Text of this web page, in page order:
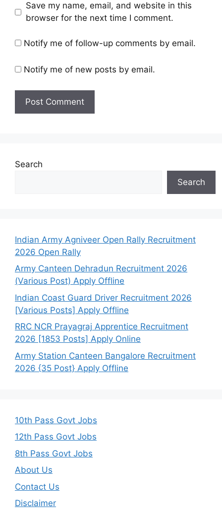
Save my name, email, and website in this
browser for the next time I comment.
Notify me of follow-up comments by email.
Notify me of new posts by email.
Search
Search
Indian Army Agniveer Open Rally Recruitment
2026 Open Rally
Army Canteen Dehradun Recruitment 2026
(Various Post) Apply Offline
Indian Coast Guard Driver Recruitment 2026
[Various Posts] Apply Offline
RRC NCR Prayagraj Apprentice Recruitment
2026 [1853 Posts] Apply Online
Army Station Canteen Bangalore Recruitment
2026 {35 Post} Apply Offline
10th Pass Govt Jobs
12th Pass Govt Jobs
8th Pass Govt Jobs
About Us
Contact Us
Disclaimer